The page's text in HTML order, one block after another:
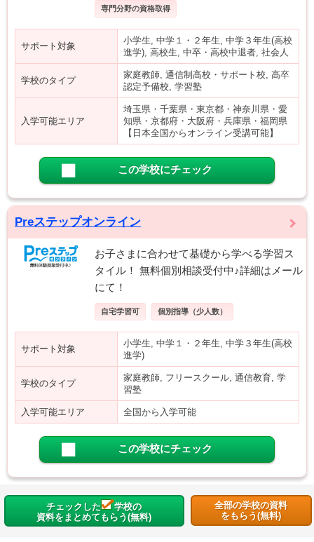
専門分野の資格取得
サポート対象
小学生, 中学１・２年生, 中学３年生(高校
進学), 高校生, 中卒・高校中退者, 社会人
学校のタイプ
家庭教師, 通信制高校・サポート校, 高卒
認定予備校, 学習塾
入学可能エリア
埼玉県・千葉県・東京都・神奈川県・愛
知県・京都府・大阪府・兵庫県・福岡県
【日本全国からオンライン受講可能】
この学校にチェック
Preステップオンライン
お子さまに合わせて基礎から学べる学習ス
タイル！ 無料個別相談受付中♪詳細はメール
にて！
自宅学習可 個別指導（少人数）
サポート対象
小学生, 中学１・２年生, 中学３年生(高校
進学)
学校のタイプ
家庭教師, フリースクール, 通信教育, 学
習塾
入学可能エリア 全国から入学可能
この学校にチェック
チェックした
学校の
資料をまとめてもらう(無料)
全部の学校の資料
をもらう(無料)